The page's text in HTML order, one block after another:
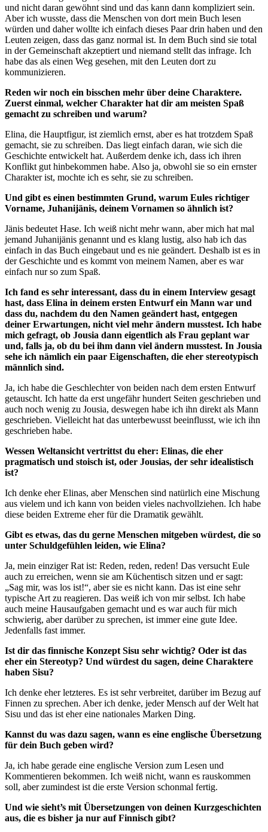
und nicht daran gewöhnt sind und das kann dann kompliziert sein.
Aber ich wusste, dass die Menschen von dort mein Buch lesen
würden und daher wollte ich einfach dieses Paar drin haben und den
Leuten zeigen, dass das ganz normal ist. In dem Buch sind sie total
in der Gemeinschaft akzeptiert und niemand stellt das infrage. Ich
habe das als einen Weg gesehen, mit den Leuten dort zu
kommunizieren.
Reden wir noch ein bisschen mehr über deine Charaktere.
Zuerst einmal, welcher Charakter hat dir am meisten Spaß
gemacht zu schreiben und warum?
Elina, die Hauptfigur, ist ziemlich ernst, aber es hat trotzdem Spaß
gemacht, sie zu schreiben. Das liegt einfach daran, wie sich die
Geschichte entwickelt hat. Außerdem denke ich, dass ich ihren
Konflikt gut hinbekommen habe. Also ja, obwohl sie so ein ernster
Charakter ist, mochte ich es sehr, sie zu schreiben.
Und gibt es einen bestimmten Grund, warum Eules richtiger
Vorname, Juhanijänis, deinem Vornamen so ähnlich ist?
Jänis bedeutet Hase. Ich weiß nicht mehr wann, aber mich hat mal
jemand Juhanijänis genannt und es klang lustig, also hab ich das
einfach in das Buch eingebaut und es nie geändert. Deshalb ist es in
der Geschichte und es kommt von meinem Namen, aber es war
einfach nur so zum Spaß.
Ich fand es sehr interessant, dass du in einem Interview gesagt
hast, dass Elina in deinem ersten Entwurf ein Mann war und
dass du, nachdem du den Namen geändert hast, entgegen
deiner Erwartungen, nicht viel mehr ändern musstest. Ich habe
mich gefragt, ob Jousia dann eigentlich als Frau geplant war
und, falls ja, ob du bei ihm dann viel ändern musstest. In Jousia
sehe ich nämlich ein paar Eigenschaften, die eher stereotypisch
männlich sind.
Ja, ich habe die Geschlechter von beiden nach dem ersten Entwurf
getauscht. Ich hatte da erst ungefähr hundert Seiten geschrieben und
auch noch wenig zu Jousia, deswegen habe ich ihn direkt als Mann
geschrieben. Vielleicht hat das unterbewusst beeinflusst, wie ich ihn
geschrieben habe.
Wessen Weltansicht vertrittst du eher: Elinas, die eher
pragmatisch und stoisch ist, oder Jousias, der sehr idealistisch
ist?
Ich denke eher Elinas, aber Menschen sind natürlich eine Mischung
aus vielem und ich kann von beiden vieles nachvollziehen. Ich habe
diese beiden Extreme eher für die Dramatik gewählt.
Gibt es etwas, das du gerne Menschen mitgeben würdest, die so
unter Schuldgefühlen leiden, wie Elina?
Ja, mein einziger Rat ist: Reden, reden, reden! Das versucht Eule
auch zu erreichen, wenn sie am Küchentisch sitzen und er sagt:
„Sag mir, was los ist!“, aber sie es nicht kann. Das ist eine sehr
typische Art zu reagieren. Das weiß ich von mir selbst. Ich habe
auch meine Hausaufgaben gemacht und es war auch für mich
schwierig, aber darüber zu sprechen, ist immer eine gute Idee.
Jedenfalls fast immer.
Ist dir das finnische Konzept Sisu sehr wichtig? Oder ist das
eher ein Stereotyp? Und würdest du sagen, deine Charaktere
haben Sisu?
Ich denke eher letzteres. Es ist sehr verbreitet, darüber im Bezug auf
Finnen zu sprechen. Aber ich denke, jeder Mensch auf der Welt hat
Sisu und das ist eher eine nationales Marken Ding.
Kannst du was dazu sagen, wann es eine englische Übersetzung
für dein Buch geben wird?
Ja, ich habe gerade eine englische Version zum Lesen und
Kommentieren bekommen. Ich weiß nicht, wann es rauskommen
soll, aber zumindest ist die erste Version schonmal fertig.
Und wie sieht’s mit Übersetzungen von deinen Kurzgeschichten
aus, die es bisher ja nur auf Finnisch gibt?